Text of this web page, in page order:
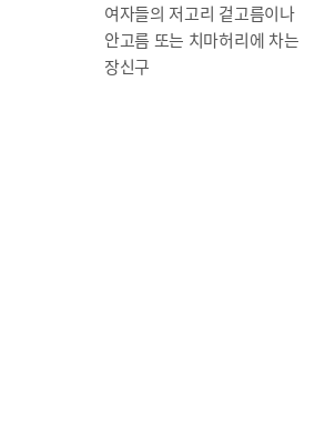
여자들의 저고리 겉고름이나
안고름 또는 치마허리에 차는
장신구